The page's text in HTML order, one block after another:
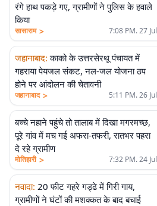
रंगे हाथ पकड़े गए, ग्रामीणों ने पुलिस के हवाले
किया
सासाराम > 7:08 PM. 27 Jul
जहानाबाद: काको के उत्तरसेरथू पंचायत में
गहराया पेयजल संकट, नल-जल योजना ठप
होने पर आंदोलन की चेतावनी
जहानाबाद > 5:11 PM. 26 Jul
बच्चे नहाने पहुंचे तो तालाब में दिखा मगरमच्छ,
पूरे गांव में मच गई अफरा-तफरी, रातभर पहरा
दे रहे ग्रामीण
मोतिहारी > 7:32 PM. 24 Jul
नवादा: 20 फीट गहरे गड्ढे में गिरी गाय,
ग्रामीणों ने घंटों की मशक्कत के बाद बचाई